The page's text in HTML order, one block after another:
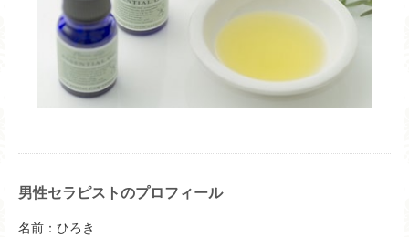
男性セラピストのプロフィール
名前：ひろき